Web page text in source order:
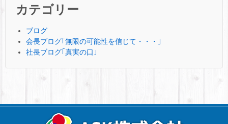
カテゴリー
ブログ
会長ブログ｢無限の可能性を信じて・・・｣
社長ブログ｢真実の口｣